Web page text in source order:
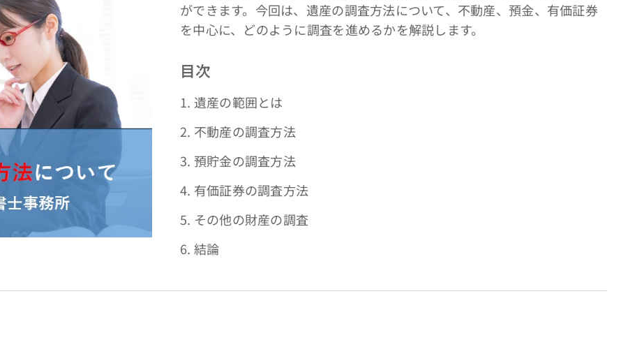
ができます。今回は、遺産の調査方法について、不動産、預金、有価証券
を中心に、どのように調査を進めるかを解説します。
目次
1. 遺産の範囲とは
2. 不動産の調査方法
3. 預貯金の調査方法
4. 有価証券の調査方法
5. その他の財産の調査
6. 結論